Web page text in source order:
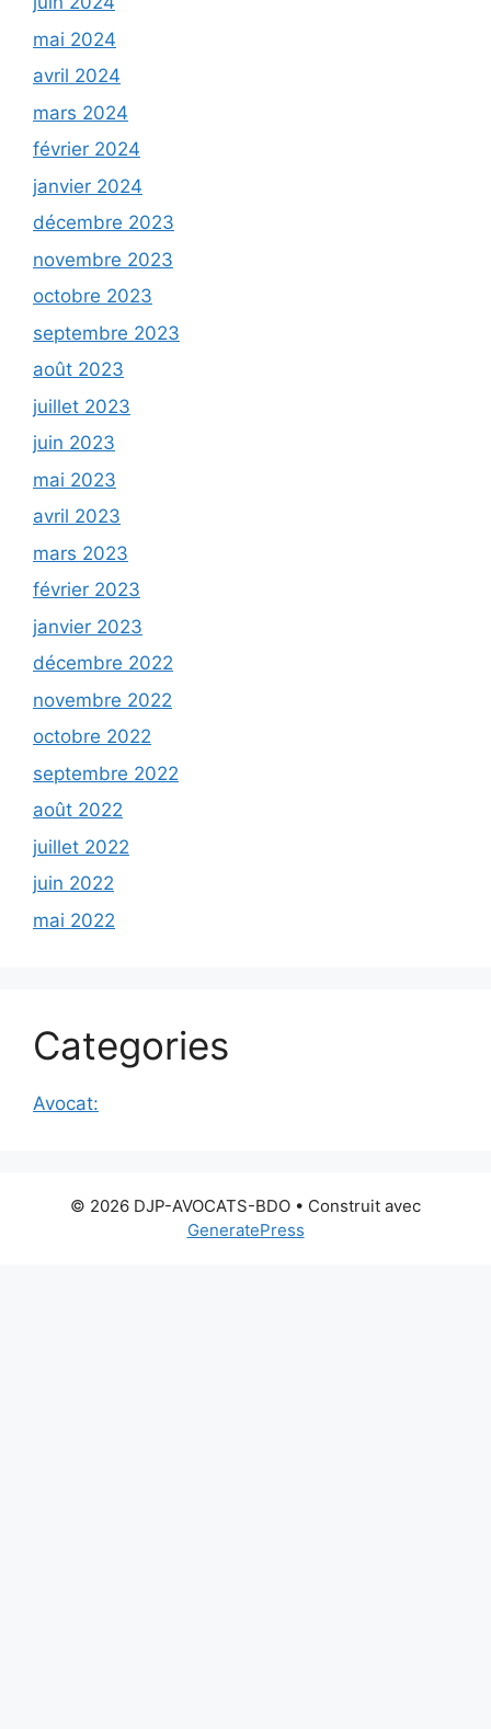
mai 2024
avril 2024
mars 2024
février 2024
janvier 2024
décembre 2023
novembre 2023
octobre 2023
septembre 2023
août 2023
juillet 2023
juin 2023
mai 2023
avril 2023
mars 2023
février 2023
janvier 2023
décembre 2022
novembre 2022
octobre 2022
septembre 2022
août 2022
juillet 2022
juin 2022
mai 2022
Categories
Avocat:
© 2026 DJP-AVOCATS-BDO • Construit avec
GeneratePress